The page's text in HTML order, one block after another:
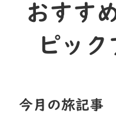
おすす
ピッ
今⽉の旅記事